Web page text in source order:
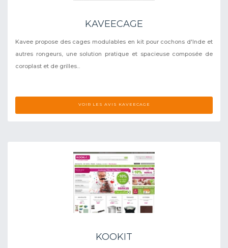
KAVEECAGE
Kavee propose des cages modulables en kit pour cochons d'Inde et
autres rongeurs, une solution pratique et spacieuse composée de
coroplast et de grilles...
VOIR LES AVIS KAVEECAGE
KOOKIT